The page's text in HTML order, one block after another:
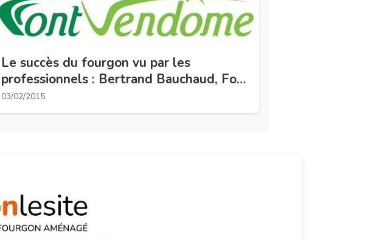
Le succès du fourgon vu par les
professionnels : Bertrand Bauchaud, Font
Vendôme
03/02/2015